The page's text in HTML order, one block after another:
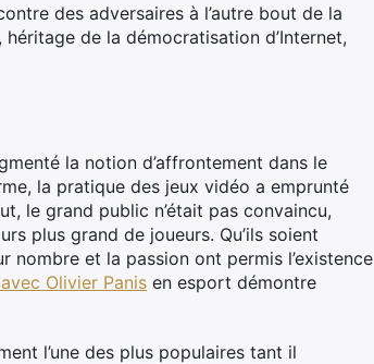
des adversaires à l’autre bout de la
de la démocratisation d’Internet,
la notion d’affrontement dans le
la pratique des jeux vidéo a emprunté
le grand public n’était pas convaincu,
plus grand de joueurs. Qu’ils soient
nombre et la passion ont permis l’existence
Olivier Panis en esport démontre
l’une des plus populaires tant il